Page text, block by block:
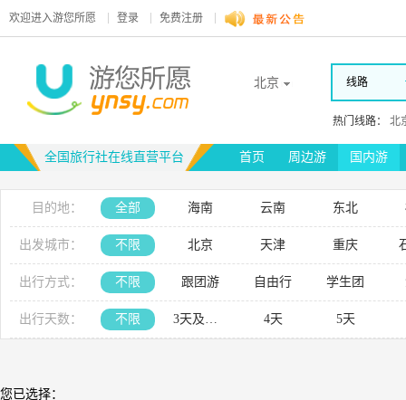
欢迎进入游您所愿 登录 免费注册
北京 线路
热门线路： 北
全国旅行社在线直营平台 首页 周边游 国内游
目的地： 全部 海南 云南 东北
新疆 内蒙古 河南
山西 安徽
出发城市： 不限 北京 天津 重庆
昆明 台北市
出行方式： 不限 跟团游 自由行 学生团
出行天数： 不限 3天及以下 4天 5天
您已选择：